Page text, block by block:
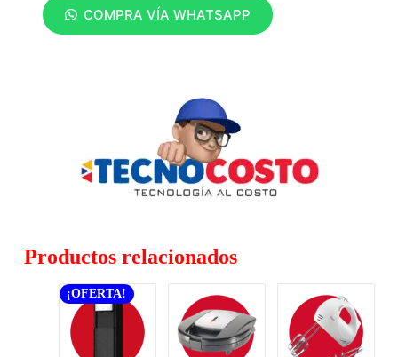
COMPRA VÍA WHATSAPP
Productos relacionados
¡OFERTA!